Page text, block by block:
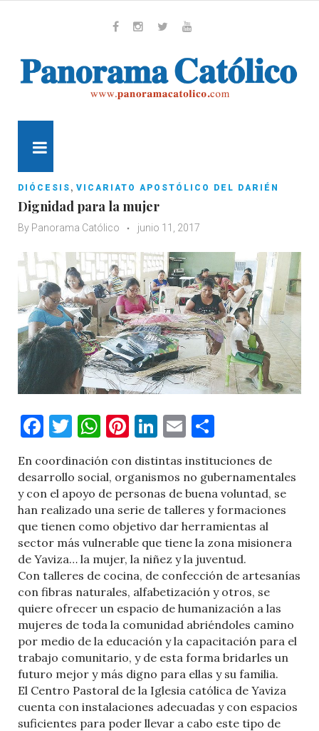
DIÓCESIS , VICARIATO APOSTÓLICO DEL DARIÉN
Dignidad para la mujer
By Panorama Católico junio 11, 2017
Facebook
Twitter
WhatsApp
Pinterest
LinkedIn
Email
En coordinación con distintas instituciones de
desarrollo social, organismos no gubernamentales
y con el apoyo de personas de buena voluntad, se
han realizado una serie de talleres y formaciones
que tienen como objetivo dar herramientas al
sector más vulnerable que tiene la zona misionera
de Yaviza… la mujer, la niñez y la juventud.
Con talleres de cocina, de confección de artesanías
con fibras naturales, alfabetización y otros, se
quiere ofrecer un espacio de humanización a las
mujeres de toda la comunidad abriéndoles camino
por medio de la educación y la capacitación para el
trabajo comunitario, y de esta forma bridarles un
futuro mejor y más digno para ellas y su familia.
El Centro Pastoral de la Iglesia católica de Yaviza
cuenta con instalaciones adecuadas y con espacios
suficientes para poder llevar a cabo este tipo de